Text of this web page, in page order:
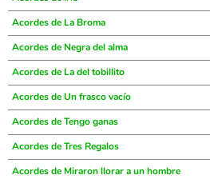
Acordes de La Broma
Acordes de Negra del alma
Acordes de La del tobillito
Acordes de Un frasco vacío
Acordes de Tengo ganas
Acordes de Tres Regalos
Acordes de Miraron llorar a un hombre